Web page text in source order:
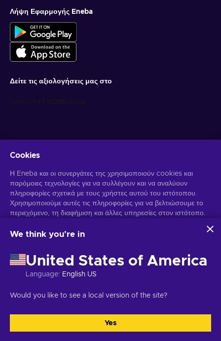
Λήψη Εφαρμογής Eneba
Δείτε τις αξιολογήσεις μας στο
Λάβετε προσωποποιημένες προσφορές για παιχνίδια
Γραφτείτε συνδρομητής
Μπορείτε να απεγγραφείτε οποιαδήποτε στιγμή. Επισκεφθείτε την
Ειδοποίηση Απορρήτουγια περισσότερες πληροφορίες.
JSC "Play Helis", οδός Gyneju 4-333, Βίλνιους, Δημοκρατία της
Cookies
Η Eneba και οι συνεργάτες της χρησιμοποιούν cookies και
παρόμοιες τεχνολογίες για να συλλέγουν και να αναλύουν
πληροφορίες σχετικά με τους χρήστες αυτού του ιστότοπου.
Χρησιμοποιούμε αυτές τις πληροφορίες για να βελτιώσουμε το
περιεχόμενο, τη διαφήμιση και άλλες υπηρεσίες στον ιστότοπο.
χρησιμοποιηθούν για την εξατομίκευση διαφημίσεων.
αυτών των τεχνολογιών από την Eneba και τους συνεργάτες
της. Μπορείτε να προσαρμόσετε τη συγκατάθεσή σας κάνοντας
κλικ στην επιλογή "Προσαρμογή".
οποίο η Google χρησιμοποιεί τα δεδομένα σας, ανατρέξτε στην
We think you're in
United States of America
Language: English US
Would you like to see a local version of the site?
Yes